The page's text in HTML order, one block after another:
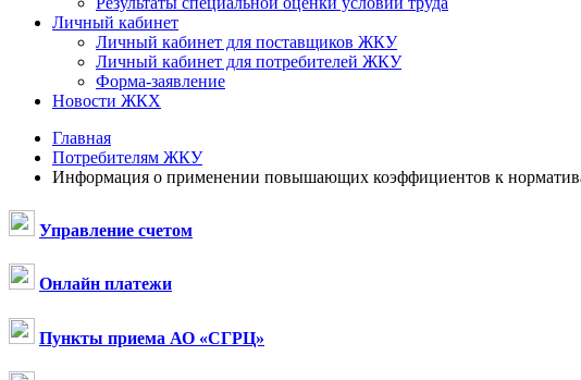
Личный кабинет
Личный кабинет для поставщиков ЖКУ
Личный кабинет для потребителей ЖКУ
Форма-заявление
Новости ЖКХ
Главная
Потребителям ЖКУ
Информация о применении повышающих коэффициентов к
Управление счетом
Онлайн платежи
Пункты приема АО «СГРЦ»